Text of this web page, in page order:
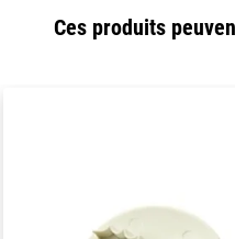
Ces produits